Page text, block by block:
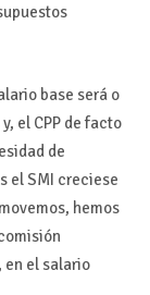
base será o
el CPP de facto
de
el SMI creciese
hemos
en el salario